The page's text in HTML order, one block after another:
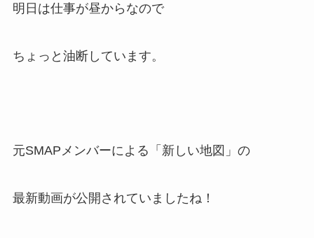
明日は仕事が昼からなので
ちょっと油断しています。
元SMAPメンバーによる「新しい地図」の
最新動画が公開されていましたね！